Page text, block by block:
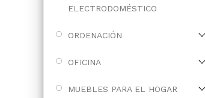
ELECTRODOMÉSTICO
ORDENACIÓN
OFICINA
MUEBLES PARA EL HOGAR